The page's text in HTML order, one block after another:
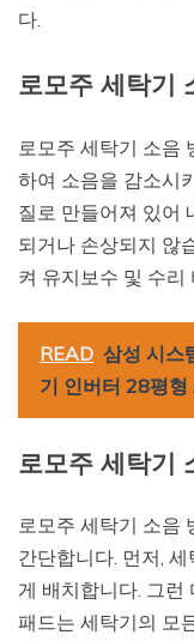
다.
로모주 세탁기
로모주 세탁기 소음
하여 소음을 감소시
질로 만들어져 있어
되거나 손상되지 않
켜 유지보수 및 수리
READ 삼성 시스
기 인버터 28평
로모주 세탁기
로모주 세탁기 소음
간단합니다. 먼저,
게 배치합니다. 그런
패드는 세탁기의 모